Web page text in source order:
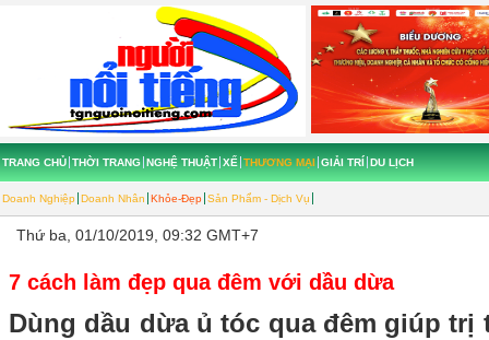
TRANG CHỦ THỜI TRANG NGHỆ THUẬT XẾ THƯƠNG MẠI
Doanh Nghiệp Doanh Nhân Khỏe-Đẹp Sản Phẩm - Dịch Vụ
GIẢI TRÍ DU LỊCH
Thứ ba, 01/10/2019, 09:32 GMT+7
7 cách làm đẹp qua đêm với dầu dừa
Dùng dầu dừa ủ tóc qua đêm giúp trị